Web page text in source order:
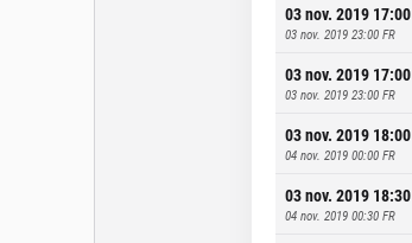
03 nov. 2019 17:00
03 nov. 2019 23:00 FR
03 nov. 2019 17:00
03 nov. 2019 23:00 FR
03 nov. 2019 18:00
04 nov. 2019 00:00 FR
03 nov. 2019 18:30
04 nov. 2019 00:30 FR